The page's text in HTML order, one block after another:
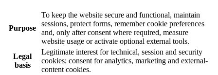
Purpose
To keep the website secure and functional, maintain
sessions, protect forms, remember cookie preferences
and, only after consent where required, measure
website usage or activate optional external tools.
Legal
basis
Legitimate interest for technical, session and security
cookies; consent for analytics, marketing and external-
content cookies.